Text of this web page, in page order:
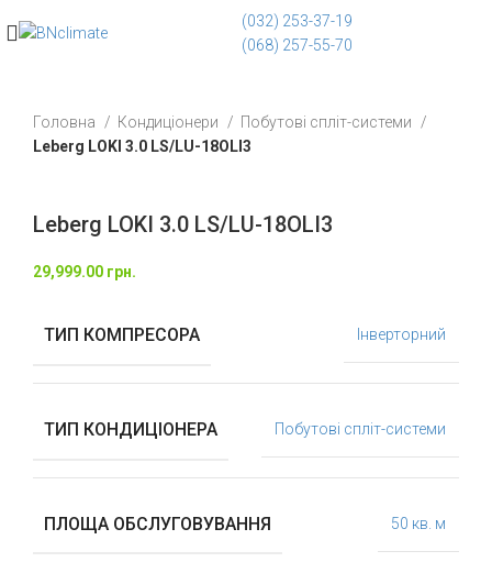
(032) 253-37-19
(068) 257-55-70
Головна Кондиціонери
Побутові спліт-системи
Leberg LOKI 3.0 LS/LU-18OLI3
Leberg LOKI 3.0 LS/LU-18OLI3
29,999.00 грн.
ТИП КОМПРЕСОРА Інверторний
ТИП КОНДИЦІОНЕРА Побутові спліт-системи
ПЛОЩА ОБСЛУГОВУВАННЯ 50 кв. м